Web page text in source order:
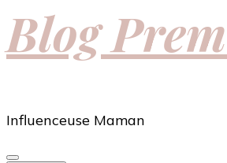
Blog
Influenceuse Maman